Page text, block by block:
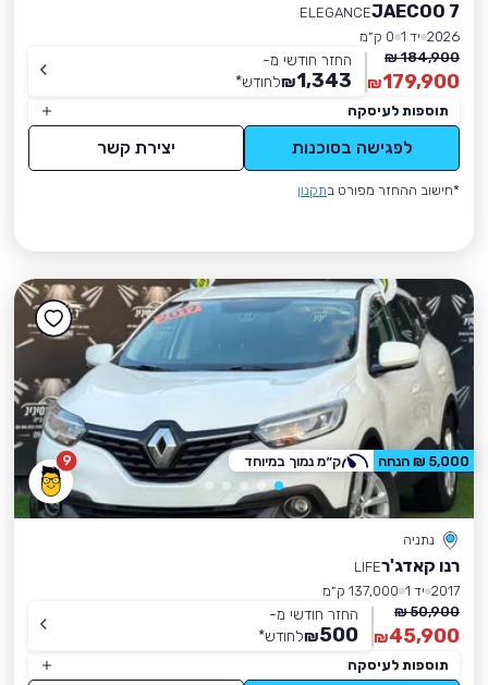
JAECOO 7
ELEGANCE
2026 יד 1
0 ק״מ
184,900 ₪
179,900
₪
החזר חודשי מ-
1,343
₪לחודש*
תוספות לעיסקה
לפגישה בסוכנות יצירת קשר
*חישוב ההחזר מפורט בתקנון
9
נתניה
רנו קאדג'רLIFE
2017 יד 1
137,000 ק״מ
50,900 ₪
45,900
₪
החזר חודשי מ-
500
₪לחודש*
תוספות לעיסקה
5,000 ₪ הנחה ק״מ נמוך במיוחד